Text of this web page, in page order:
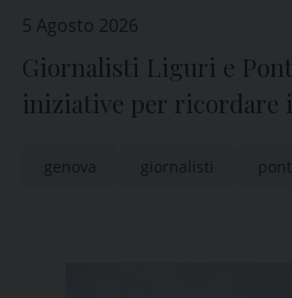
5 Agosto 2026
Giornalisti Liguri e
iniziative per ricordare
genova giornalisti